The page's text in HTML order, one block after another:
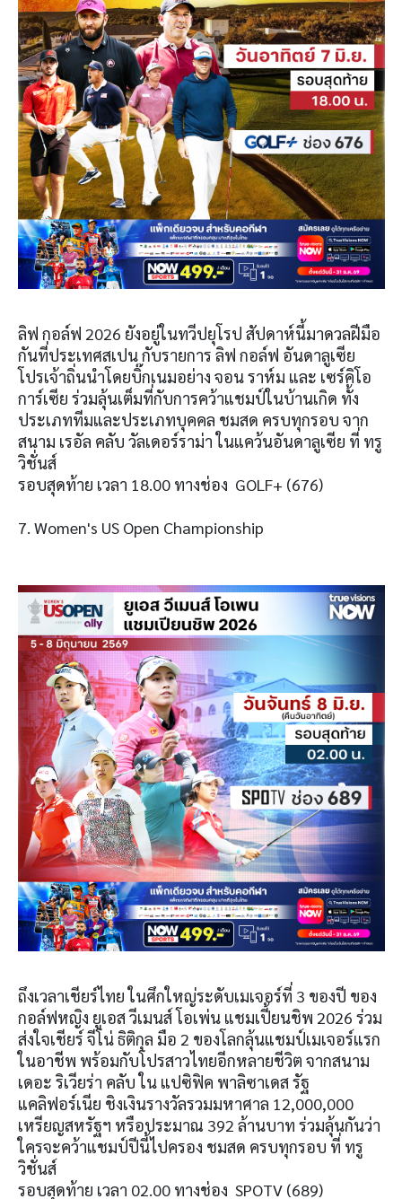
ลิฟ กอล์ฟ 2026 ยังอยู่ในทวีปยุโรป สัปดาห์นี้มาดวลฝีมือ
กันที่ประเทศสเปน กับรายการ ลิฟ กอล์ฟ อันดาลูเซีย
โปรเจ้าถิ่นนำโดยบิ๊กเนมอย่าง จอน ราห์ม และ เซร์คิโอ
การ์เซีย ร่วมลุ้นเต็มที่กับการคว้าแชมป์ในบ้านเกิด ทั้ง
ประเภททีมและประเภทบุคคล ชมสด ครบทุกรอบ จาก
สนาม เรอัล คลับ วัลเดอร์ราม่า ในแคว้นอันดาลูเซีย ที่ ทรู
วิชั่นส์
รอบสุดท้าย เวลา 18.00 ทางช่อง GOLF+ (676)
7. Women's US Open Championship
ถึงเวลาเชียร์ไทย ในศึกใหญ่ระดับเมเจอร์ที่ 3 ของปี ของ
กอล์ฟหญิง ยูเอส วีเมนส์ โอเพ่น แชมเปี้ยนชิพ 2026 ร่วม
ส่งใจเชียร์ จีโน่ ธิติกุล มือ 2 ของโลกลุ้นแชมป์เมเจอร์แรก
ในอาชีพ พร้อมกับโปรสาวไทยอีกหลายชีวิต จากสนาม
เดอะ ริเวียร่า คลับ ใน แปซิฟิค พาลิซาเดส รัฐ
แคลิฟอร์เนีย ชิงเงินรางวัลรวมมหาศาล 12,000,000
เหรียญสหรัฐฯ หรือประมาณ 392 ล้านบาท ร่วมลุ้นกันว่า
ใครจะคว้าแชมป์ปีนี้ไปครอง ชมสด ครบทุกรอบ ที่ ทรู
วิชั่นส์
รอบสุดท้าย เวลา 02.00 ทางช่อง SPOTV (689)